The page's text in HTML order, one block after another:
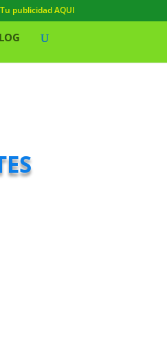
Tu publicidad AQUI